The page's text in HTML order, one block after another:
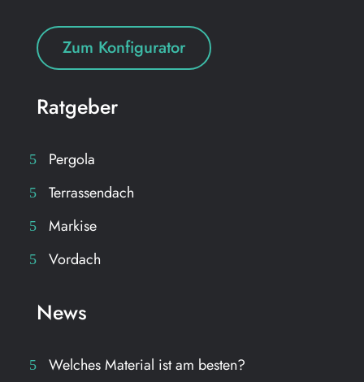
Zum Konfigurator
Ratgeber
Pergola
Terrassendach
Markise
Vordach
News
Welches Material ist am besten?